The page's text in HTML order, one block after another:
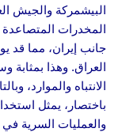
البيشمركة والجيش
المخدرات
جانب إيران، مما
العراق. وهذا بمثابة
الانتباه والموارد،
باختصار، يمثل
والعمليات السرية